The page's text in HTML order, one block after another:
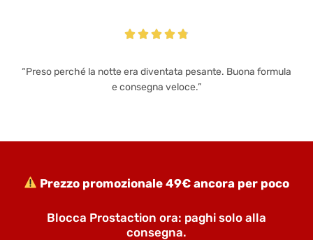

“Preso perché la notte era diventata pesante. Buona formula
e consegna veloce.”
Prezzo promozionale 49€ ancora per poco
Blocca Prostaction ora: paghi solo alla
consegna.